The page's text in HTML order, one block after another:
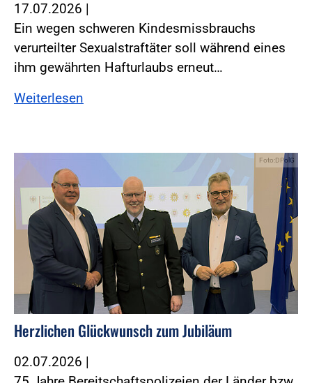
17.07.2026 |
Ein wegen schweren Kindesmissbrauchs
verurteilter Sexualstraftäter soll während eines
ihm gewährten Hafturlaubs erneut…
Weiterlesen
Foto:DPolG
Herzlichen Glückwunsch zum Jubiläum
02.07.2026 |